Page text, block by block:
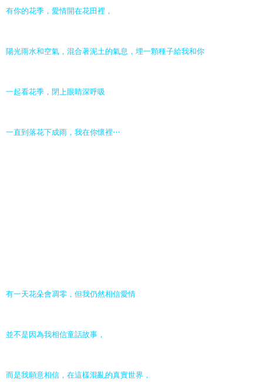
有你的花季，愛情開在花田裡，
陽光雨水和空氣，混合著泥土的氣息，埋一顆種子給我和你
一起看花季，閉上眼睛深呼吸
一直到落花下成雨，我在你懷裡…
有一天花朵會凋零，但我仍然相信愛情
並不是因為我相信童話故事，
而是我願意相信，在這樣混亂的真實世界，